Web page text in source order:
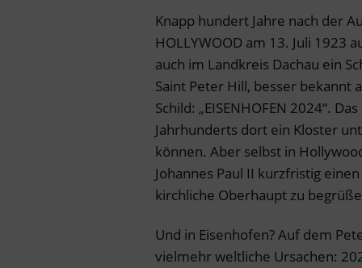
Knapp hundert Jahre nach der
HOLLYWOOD am 13. Juli 1923
auch im Landkreis Dachau ein
Saint Peter Hill, besser bekannt
Schild: „EISENHOFEN 2024“.
Jahrhunderts dort ein Kloster
können. Aber selbst in
Johannes Paul II kurzfristig
kirchliche Oberhaupt zu
Und in Eisenhofen? Auf dem
vielmehr weltliche Ursachen: